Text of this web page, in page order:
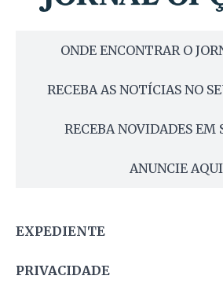
ONDE ENCONTRAR O
RECEBA AS NOTÍCIAS NO
RECEBA NOVIDADES EM
ANUNCIE AQUI
EXPEDIENTE
PRIVACIDADE